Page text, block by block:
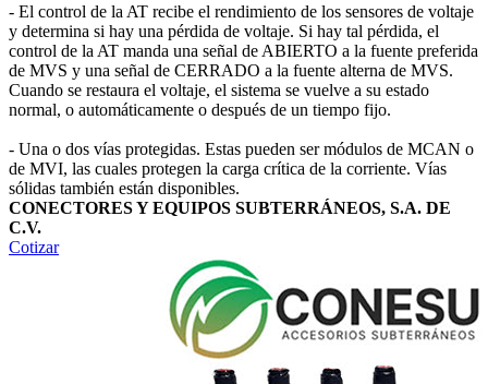
‐ El control de la AT recibe el rendimiento de los sensores de voltaje
y determina si hay una pérdida de voltaje. Si hay tal pérdida, el
control de la AT manda una señal de ABIERTO a la fuente preferida
de MVS y una señal de CERRADO a la fuente alterna de MVS.
Cuando se restaura el voltaje, el sistema se vuelve a su estado
normal, o automáticamente o después de un tiempo fijo.
‐ Una o dos vías protegidas. Estas pueden ser módulos de MCAN o
de MVI, las cuales protegen la carga crítica de la corriente. Vías
sólidas también están disponibles.
CONECTORES Y EQUIPOS SUBTERRÁNEOS, S.A. DE
C.V.
Cotizar